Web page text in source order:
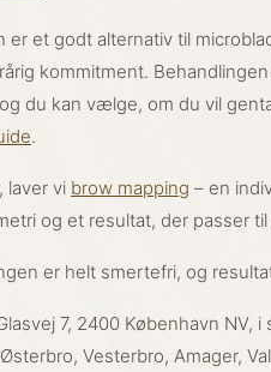
er et godt alternativ til
kommitment.
du kan vælge, om du vil
.
laver vi brow mapping – en
og et resultat, der passer
er helt smertefri, og
7, 2400 København NV,
Vesterbro, Amager,